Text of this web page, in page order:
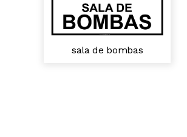
sala de bombas